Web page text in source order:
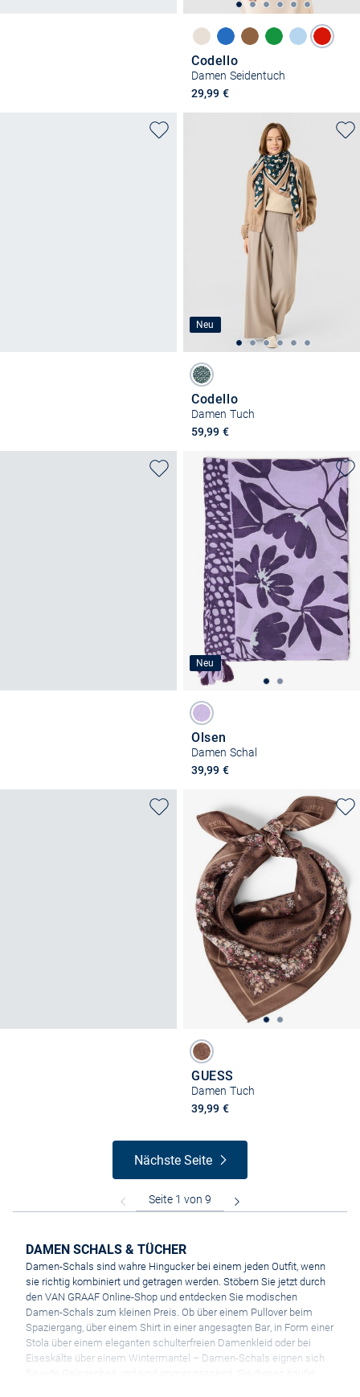
Codello
Damen Seidentuch
29,99 €
Neu
Codello
Damen Tuch
59,99 €
Neu
Olsen
Damen Schal
39,99 €
GUESS
Damen Tuch
39,99 €
Nächste Seite
DAMEN SCHALS & TÜCHER
Damen-Schals sind wahre Hingucker bei einem jeden Outfit, wenn
sie richtig kombiniert und getragen werden. Stöbern Sie jetzt durch
den VAN GRAAF Online-Shop und entdecken Sie modischen
Damen-Schals zum kleinen Preis. Ob über einem Pullover beim
Spaziergang, über einem Shirt in einer angesagten Bar, in Form einer
Stola über einem eleganten schulterfreien Damenkleid oder bei
Eiseskälte über einem Wintermantel – Damen-Schals eignen sich